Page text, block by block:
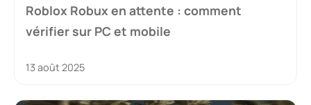
Roblox Robux en attente : comment
vérifier sur PC et mobile
13 août 2025